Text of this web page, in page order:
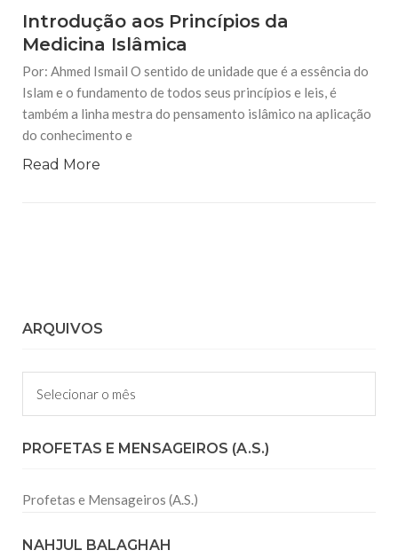
Introdução aos Princípios da
Medicina Islâmica
Por: Ahmed Ismail O sentido de unidade que é a essência do
Islam e o fundamento de todos seus princípios e leis, é
também a linha mestra do pensamento islâmico na aplicação
do conhecimento e
Read More
ARQUIVOS
Arquivos
PROFETAS E MENSAGEIROS (A.S.)
Profetas e Mensageiros (A.S.)
NAHJUL BALAGHAH